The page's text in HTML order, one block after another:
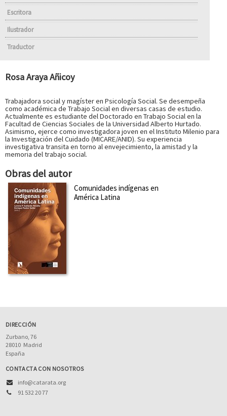
Escritora
Ilustrador
Traductor
Rosa Araya Añicoy
Trabajadora social y magíster en Psicología Social. Se desempeña
como académica de Trabajo Social en diversas casas de estudio.
Actualmente es estudiante del Doctorado en Trabajo Social en la
Facultad de Ciencias Sociales de la Universidad Alberto Hurtado.
Asimismo, ejerce como investigadora joven en el Instituto Milenio para
la Investigación del Cuidado (MICARE/ANID). Su experiencia
investigativa transita en torno al envejecimiento, la amistad y la
memoria del trabajo social.
Obras del autor
Comunidades indígenas en
América Latina
DIRECCIÓN
Zurbano, 76
28010 Madrid
España
CONTACTA CON NOSOTROS
info@catarata.org
91 532 20 77